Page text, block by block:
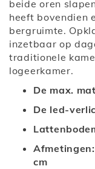
beide oren
heeft bovendien
bergruimte.
inzetbaar op
traditionele
logeerkamer.
De max.
De led-
cm